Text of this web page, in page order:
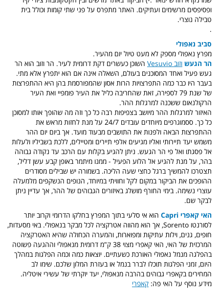
ופסיפסים מרשימים ועתיקים. האתר מתפרס על פני שתי קומות וכולל בית
טבילה נוצרי.
.
סביב נאפולי
מפרץ נאפולי מספק לא מעט טיול יום מהעיר.
הר הגעש וזוב Vesuvio
השוכן כעשרים דקת דרומית לעיר. הר וזוב הוא הר
געש פעיל ואחד המסוכנים בעולם, השאלה אינה אם הוא יתפרץ אלא מתי.
בעבר היו כבר כמה התפרצויות הרות אסון שהמפורסמת בהן היא ההתפרצות
של שנת 79 לספירה, זאת שהחריבה כליל את העיר פומפיי ואת העיר
הרקולנאום ששכנה למרגלות ההר.
האיזור למרגלות ההר מיושב בצפיפות רבה כל כך וזה מה שהופך אותו למסוכן
כל כך. ססמוגרפים מיוחדים עובדים 24/7 על מנת לחזות מראש את
ההתפרצות הבאה ולפנות את התושבים מבעוד מועד. אך ביום יום ההר
משמש יעד תיירותי ואליו מגיעים אלפי תיירים ומטיילים, ללכת בשביליו ולעלות
אל פסגתו ואל פי הר הגעש. ניתן להגיע בקלות עם הרכב עד נקודה גבוהה
בהר, על מנת להגיע אל הלוע הפעיל - ממנו מיתמר באופן קבע עשן דליל,
תצטרכו להמשיך ברגל כחצי שעה הליכה. בשמורה יש שבילים מסודרים
ההופכים את הביקור במקום לקל וחוויתי במיוחד, הנופים הנשקפים מלמעלה
עוצרי נשימה. בימי החורף מושלג באיזורים הגבוהים של ההר, אך עדיין ניתן
לבקר שם.
האי קאפרי Capri
הוא אי סלעי בתוך המפרץ בחלקו הדרומי וקרוב יותר
לסורנטו Sorento, אך הוא מהווה אטרקציה לכל מבקר בנאפולי. באי מסעדות,
חופים, גנים, וילות עתיקות ומפוארות, והמערה הכחולה שהיא האטרקציה
המרכזית של האי, האי קאפרי מצוי 38 ק"מ דרומית מנאפולי וההגעה פשוטה
בהפלגה מנמל נאפולי האורכת כשעתיים. יוצאות כמה וכמה הפלגות במהלך
היום, זמני הפלגות תוכלו לברר בנמל או בעזרת המלון שלכם. שימו לב
המחירים בקאפרי גבוהים בהרבה מנאפולי, יעד יוקרתי של עשירי איטליה.
מידע נוסף על האי פה: קאפרי